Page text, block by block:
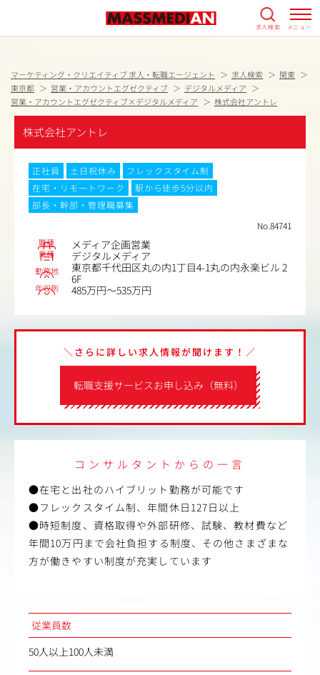
求人検索 メニュー
マーケティング・クリエイティブ 求人・転職エージェント 求人検索
関東
東京都
営業・アカウントエグゼクティブ
デジタルメディア
営業・アカウントエグゼクティブ×デジタルメディア
株式会社アントレ
株式会社アントレ
正社員 土日祝休み
フレックスタイム制
在宅・リモートワーク
駅から徒歩5分以内
部長・幹部・管理職募集
No.84741
職種 メディア企画営業
業種 デジタルメディア
勤務地
東京都千代田区丸の内1丁目4-1丸の内永楽ビル 2
6F
年収例 485万円～535万円
転職支援サービスお申し込み（無料）
＼さらに詳しい求人情報が聞けます！／
コンサルタントからの一言
●在宅と出社のハイブリット勤務が可能です
●フレックスタイム制、年間休日127日以上
●時短制度、資格取得や外部研修、試験、教材費など
年間10万円まで会社負担する制度、その他さまざまな
方が働きやすい制度が充実しています
従業員数
50人以上100人未満